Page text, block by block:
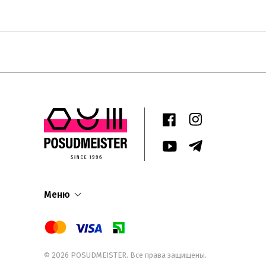
Меню
© 2026 POSUDMEISTER. Все права защищены.